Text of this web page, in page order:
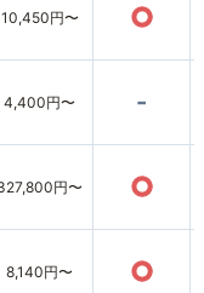
10,450円〜 ○
4,400円〜 -
円〜 ○
8,140円〜 ○